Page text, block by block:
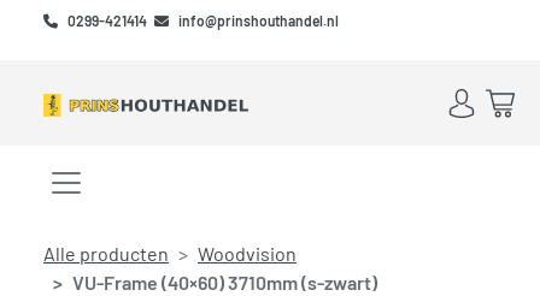
Skip to main content
Skip to footer
0299-421414 info@prinshouthandel.nl
Account
Menu openen/sluiten
Alle producten
Woodvision
VU-Frame (40×60) 3710mm (s-zwart)